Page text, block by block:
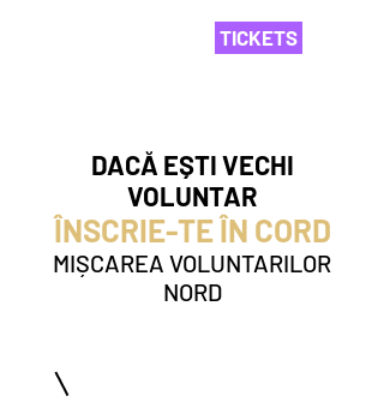
TICKETS
DACĂ EȘTI VECHI
VOLUNTAR
ÎNSCRIE-TE ÎN CORD
MIȘCAREA VOLUNTARILOR
NORD